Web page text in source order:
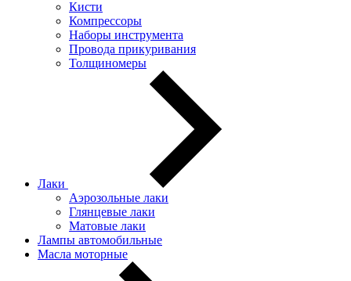
Кисти
Компрессоры
Наборы инструмента
Провода прикуривания
Толщиномеры
Лаки
Аэрозольные лаки
Глянцевые лаки
Матовые лаки
Лампы автомобильные
Масла моторные